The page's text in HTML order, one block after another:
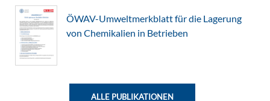
ÖWAV-Umweltmerkblatt für die Lagerung
von Chemikalien in Betrieben
ALLE PUBLIKATIONEN